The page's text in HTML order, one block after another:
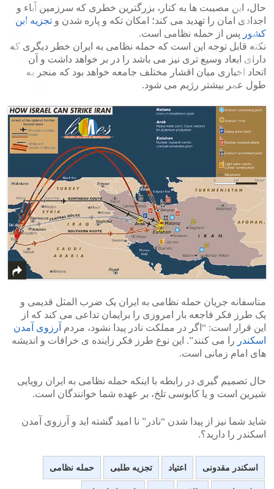
حال، این مصیبت ها به کنار، بزرگترین خطری که سرزمین آباء و
اجدادی امان را تهدید می کند؛ امکان تکه و پاره شدن و تجزیه این
کشور پس از حمله نظامی است.
نکته قابل توجه این است که حمله نظامی به ایران خطر دیگری که
دارای ابعاد وسیع تری نیز می باشد را در بر خواهد داشت و آن
اتحاد اجباری میان اقشار مختلف جامعه خواهد بود که منجر به
طول عمر بیشتر رژیم می شود.
متاسفانه جریان حمله نظامی به ایران یک ضرب المثل قدیمی و
یک طرز فکر فاجعه بار امروزی را برایمان تداعی می کند که از
این قرار است: “اگر در مملکت نادر پیدا نشود، مردم آرزوی آمدن
اسکندر را می کنند”. این نوع طرز فکر زاینده ی خرافات و اندیشه
های امام زمانی است.
حال تصمیم گیری در رابطه با اینکه حمله نظامی به ایران رویایی
شیرین است و یا کابوسی تلخ، بر عهده شما خوانندگان است.
شاید شما نیز از پیدا شدن “نادر” نا امید گشته اید و آرزوی آمدن
اسکندر را دارید؟.
اسکندر مقدونی اعتیاد تجزیه طلبی حمله نظامی
>